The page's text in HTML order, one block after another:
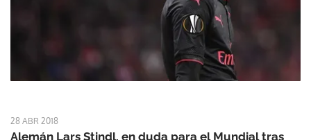
28 ABR 2018
Alemán Lars Stindl, en duda para el Mundial tras